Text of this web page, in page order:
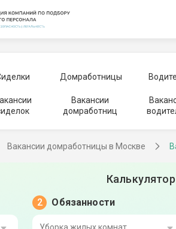
Домработницы
Вакансии
домработниц
Вакансии домработницы в Москве
Обязанности